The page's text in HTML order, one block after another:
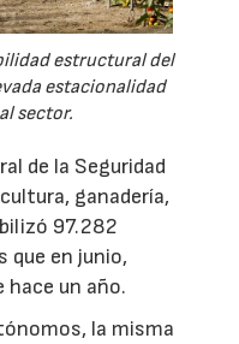
estructural del
estacionalidad
sector.
de la Seguridad
ganadería,
97.282
que en junio,
hace un año.
la misma